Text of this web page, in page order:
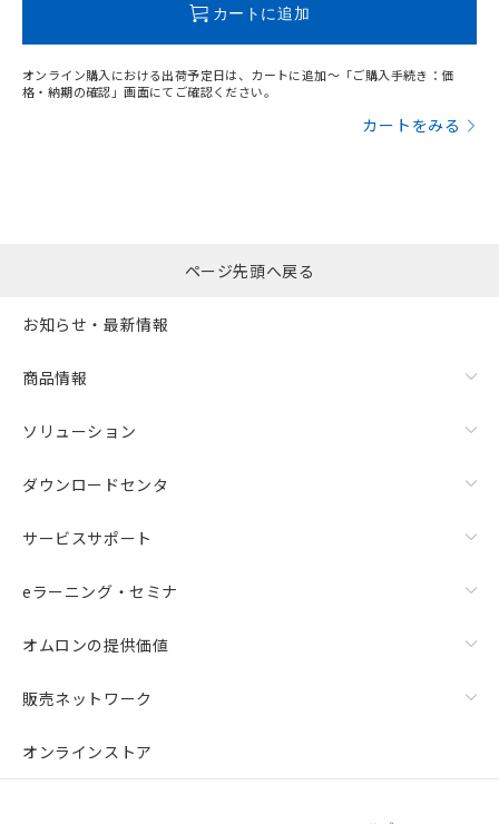
カートに追加
オンライン購入における出荷予定日は、カートに追加～「ご購入手続き：価
格・納期の確認」画面にてご確認ください。
カートをみる
ページ先頭へ戻る
お知らせ・最新情報
商品情報
ソリューション
ダウンロードセンタ
サービスサポート
eラーニング・セミナ
オムロンの提供価値
販売ネットワーク
オンラインストア